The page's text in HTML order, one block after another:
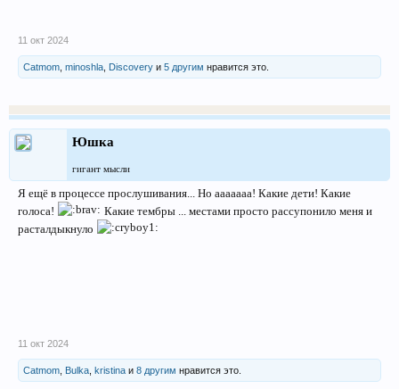
11 окт 2024
Catmom minoshla Discovery и 5 другим нравится это.
Юшка
гигант мысли
Я ещё в процессе прослушивания... Но ааааааа! Какие дети! Какие
голоса!
Какие тембры ... местами просто рассупонило меня и
расталдыкнуло
11 окт 2024
Catmom Bulka kristina и 8 другим нравится это.